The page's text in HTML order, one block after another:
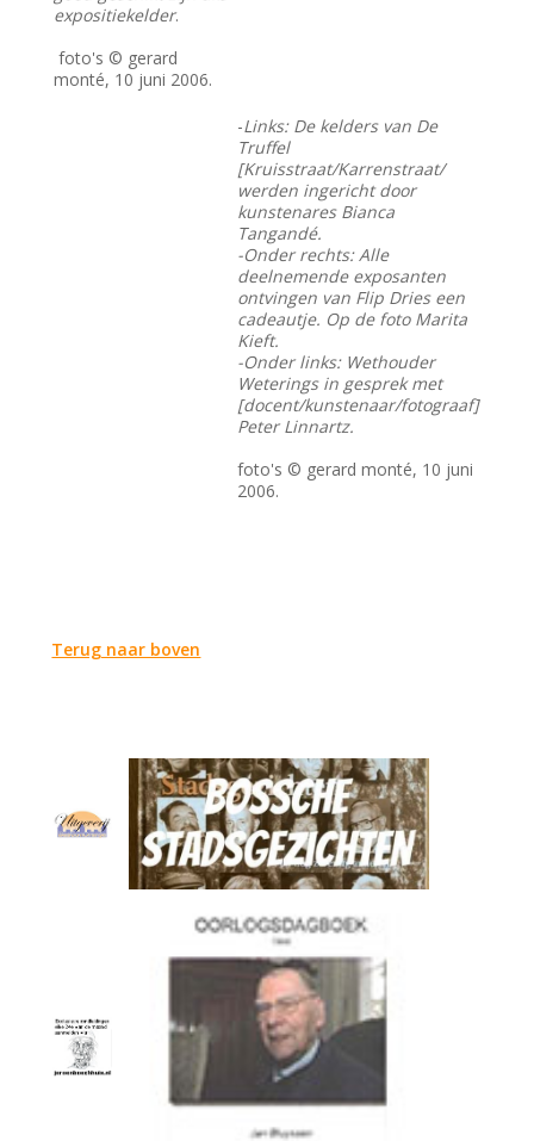
expositiekelder.
foto's © gerard
monté, 10 juni 2006.
-Links: De kelders van De
Truffel
[Kruisstraat/Karrenstraat/
werden ingericht door
kunstenares Bianca
Tangandé.
-Onder rechts: Alle
deelnemende exposanten
ontvingen van Flip Dries een
cadeautje. Op de foto Marita
Kieft.
-Onder links: Wethouder
Weterings in gesprek met
[docent/kunstenaar/fotograaf]
Peter Linnartz.
foto's © gerard monté, 10 juni
2006.
Terug naar boven